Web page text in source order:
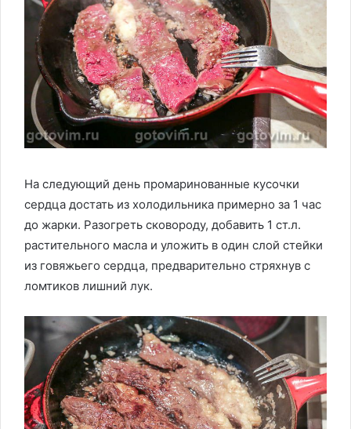
На следующий день промаринованные кусочки
сердца достать из холодильника примерно за 1 час
до жарки. Разогреть сковороду, добавить 1 ст.л.
растительного масла и уложить в один слой стейки
из говяжьего сердца, предварительно стряхнув с
ломтиков лишний лук.